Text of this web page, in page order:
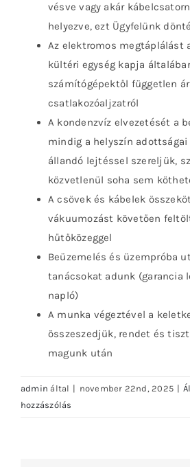
vésve vagy akár
helyezve, ezt Ügyfelünk
Az elektromos megtáplálást
kültéri egység kapja
számítógépektől független
csatlakozóaljzatról
A kondenzvíz elvezetését a
mindig a helyszín adottságai
állandó lejtéssel szereljük,
közvetlenül soha sem
A csövek és kábelek
vákuumozást követően
hűtőközeggel
Beüzemelés és üzempróba
tanácsokat adunk (garancia
napló)
A munka végeztével a
összeszedjük, rendet és
magunk után
admin által | november 22nd, 2025 |
hozzászólás